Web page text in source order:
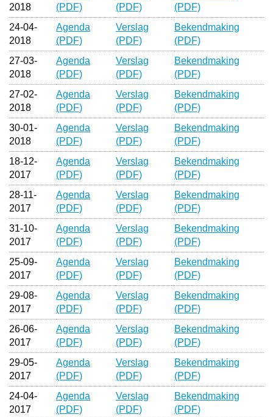
2018
(PDF)
(PDF)
(PDF)
24-04-
2018
Agenda
(PDF)
Verslag
(PDF)
Bekendmaking
(PDF)
27-03-
2018
Agenda
(PDF)
Verslag
(PDF)
Bekendmaking
(PDF)
27-02-
2018
Agenda
(PDF)
Verslag
(PDF)
Bekendmaking
(PDF)
30-01-
2018
Agenda
(PDF)
Verslag
(PDF)
Bekendmaking
(PDF)
18-12-
2017
Agenda
(PDF)
Verslag
(PDF)
Bekendmaking
(PDF)
28-11-
2017
Agenda
(PDF)
Verslag
(PDF)
Bekendmaking
(PDF)
31-10-
2017
Agenda
(PDF)
Verslag
(PDF)
Bekendmaking
(PDF)
25-09-
2017
Agenda
(PDF)
Verslag
(PDF)
Bekendmaking
(PDF)
29-08-
2017
Agenda
(PDF)
Verslag
(PDF)
Bekendmaking
(PDF)
26-06-
2017
Agenda
(PDF)
Verslag
(PDF)
Bekendmaking
(PDF)
29-05-
2017
Agenda
(PDF)
Verslag
(PDF)
Bekendmaking
(PDF)
24-04-
2017
Agenda
(PDF)
Verslag
(PDF)
Bekendmaking
(PDF)